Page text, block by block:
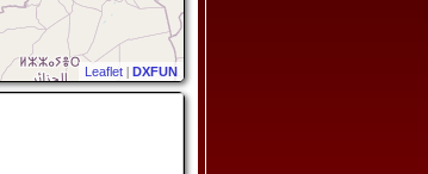
Leaflet | DXFUN